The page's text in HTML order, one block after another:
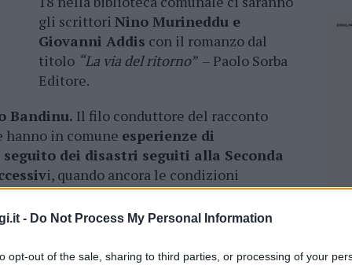
- Do Not Process My Personal Information
opt-out of the sale, sharing to third parties, or processing of your
gli scrittori Nino Murineddu e
Giovanni Addis con il romanzo dal
titolo “La via del ritorno” – Paolo Sorba
Editore.
Bandinu. Il filo conduttore del racconto
in comune esperienze di
dei disastri seguiti alla Seconda
i, quando ancora le condizioni
da riuscire a gestire la grande
di Marcinelle, dove perirono